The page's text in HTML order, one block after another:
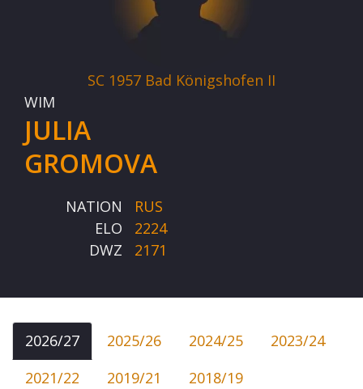
SC 1957 Bad Königshofen II
WIM
JULIA
GROMOVA
NATION
RUS
ELO
2224
DWZ
2171
2026/27 2025/26 2024/25
2023/24
2021/22
2019/21
2018/19